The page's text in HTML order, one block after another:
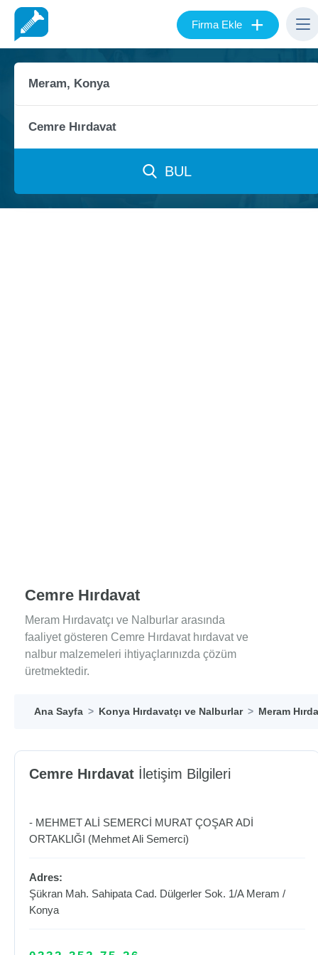
Firma Ekle +
BUL
Cemre Hırdavat
Meram Hırdavatçı ve Nalburlar arasında
faaliyet gösteren Cemre Hırdavat hırdavat ve
nalbur malzemeleri ihtiyaçlarınızda çözüm
üretmektedir.
Ana Sayfa Konya Hırdavatçı ve Nalburlar Meram
Cemre Hırdavat İletişim Bilgileri
- MEHMET ALİ SEMERCİ MURAT ÇOŞAR ADİ
ORTAKLIĞI (Mehmet Ali Semerci)
Adres:
Şükran Mah. Sahipata Cad. Dülgerler Sok. 1/A Meram /
Konya